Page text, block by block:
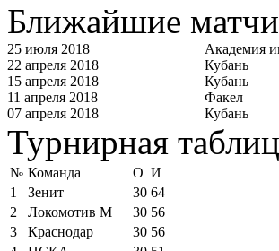
Ближайшие
25 июля 2018
Академия
22 апреля 2018
Кубань
15 апреля 2018
Кубань
11 апреля 2018
Факел
07 апреля 2018
Кубань
Турнирная
№ Команда О И
1
Зенит 30 64
2
Локомотив М 30 56
3
Краснодар 30 56